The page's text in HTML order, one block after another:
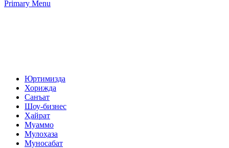
Primary Menu
Юртимизда
Хорижда
Санъат
Шоу-бизнес
Ҳайрат
Муаммо
Мулоҳаза
Муносабат